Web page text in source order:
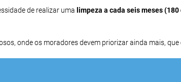
de realizar uma limpeza a cada seis meses (180
onde os moradores devem priorizar ainda mais, que